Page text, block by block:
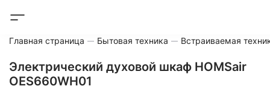
Главная страница Бытовая техника Встраиваемая
Электрический духовой шкаф HOMSair
OES660WH01